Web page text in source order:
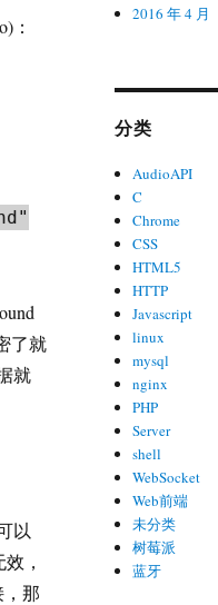
：
了就
就
以
，
那
2016 年 4 月
分类
AudioAPI
C
Chrome
CSS
HTML5
HTTP
Javascript
linux
mysql
nginx
PHP
Server
shell
WebSocket
Web前端
未分类
树莓派
蓝牙